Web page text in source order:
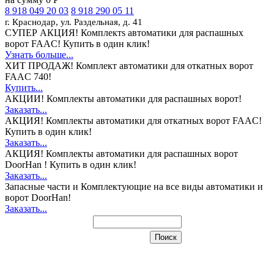
8 918 049 20 03 8 918 290 05 11
г. Краснодар, ул. Раздельная, д. 41
СУПЕР АКЦИЯ! Комплектs автоматики для распашных
ворот FAAC! Купить в один клик!
Узнать больше...
ХИТ ПРОДАЖ! Комплект автоматики для откатных ворот
FAAC 740!
Купить...
АКЦИИ! Комплекты автоматики для распашных ворот!
Заказать...
АКЦИЯ! Комплекты автоматики для откатных ворот FAAC!
Купить в один клик!
Заказать...
АКЦИЯ! Комплекты автоматики для распашных ворот
DoorHan ! Купить в один клик!
Заказать...
Запасные части и Комплектующие на все виды автоматики и
ворот DoorHan!
Заказать...